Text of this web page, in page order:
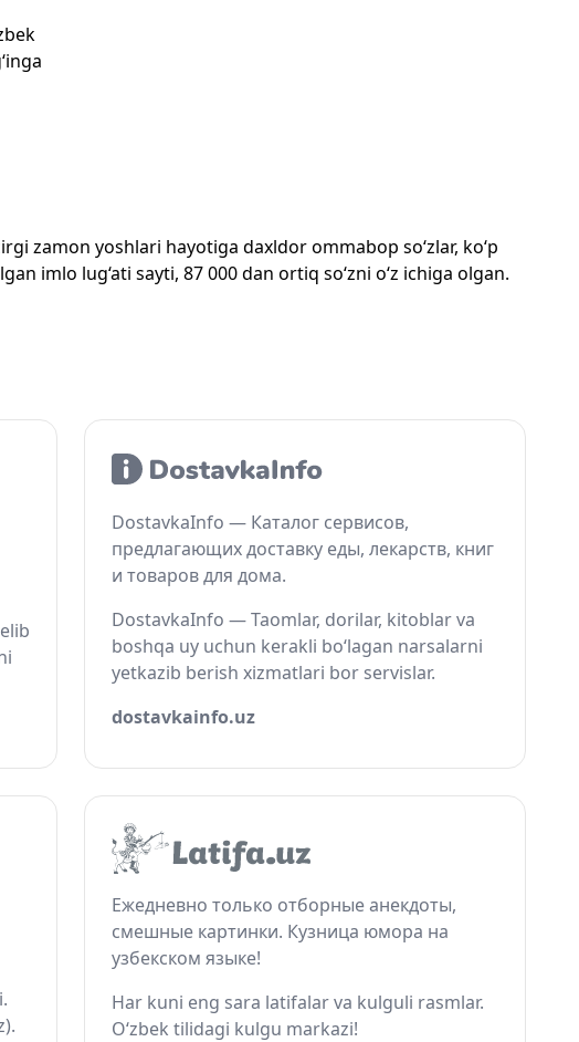
zamon yoshlari hayotiga daxldor ommabop so‘zlar, ko‘p
imlo lug‘ati sayti, 87 000 dan ortiq so‘zni o‘z ichiga olgan.
DostavkaInfo — Каталог сервисов,
предлагающих доставку еды, лекарств, книг
и товаров для дома.
DostavkaInfo — Taomlar, dorilar, kitoblar va
boshqa uy uchun kerakli bo‘lagan narsalarni
yetkazib berish xizmatlari bor servislar.
dostavkainfo.uz
Ежедневно только отборные анекдоты,
смешные картинки. Кузница юмора на
узбекском языке!
Har kuni eng sara latifalar va kulguli rasmlar.
O‘zbek tilidagi kulgu markazi!